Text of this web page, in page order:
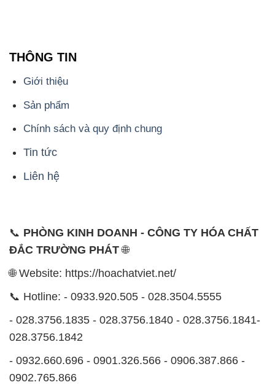
THÔNG TIN
Giới thiệu
Sản phẩm
Chính sách và quy định chung
Tin tức
Liên hệ
📞 PHÒNG KINH DOANH - CÔNG TY HÓA CHẤT
ĐẮC TRƯỜNG PHÁT🌐
🌐 Website: https://hoachatviet.net/
📞 Hotline: - 0933.920.505 - 028.3504.5555
- 028.3756.1835 - 028.3756.1840 - 028.3756.1841-
028.3756.1842
- 0932.660.696 - 0901.326.566 - 0906.387.866 -
0902.765.866